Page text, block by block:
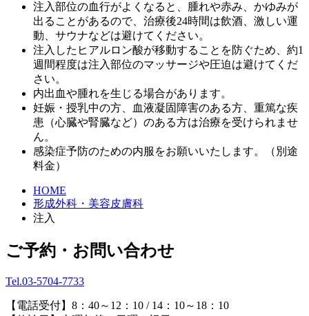
注入部位の血行がよくなると、腫れや赤み、かゆみが
出ることがあるので、治療後24時間は飲酒、激しい運
動、サウナなどは避けてください。
注入したヒアルロン酸が移動することを防ぐため、約1
週間程度は注入部位のマッサージや圧迫は避けてくだ
さい。
内出血や腫れを生じる場合があります。
妊娠・授乳中の方、血液凝固障害のある方、重篤な疾
患（心臓や腎臓など）のある方は治療を受けられませ
ん。
感染症予防のための内服をお願いいたします。（別途
料金）
HOME
形成外科・美容皮膚科
注入
ご予約・お問い合わせ
Tel.03-5704-7733
【電話受付】8：40～12：10 / 14：10～18：10